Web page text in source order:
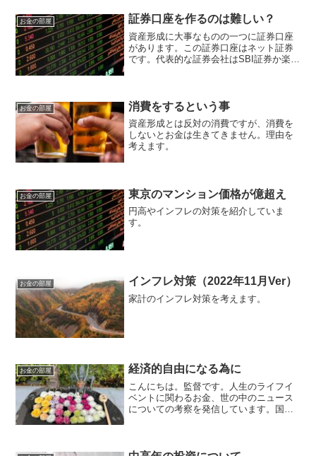
お金の部屋 証券口座を作るのは難しい？
資産形成に大事なものの一つに証券口座
があります。この証券口座はネット証券
です。代表的な証券会社はSBI証券か楽天
お金の部屋 消費をするという事
資産形成とは反対の消費ですが、消費を
しないとお金は生きてきません。理由を
考えます。
お金の部屋 東京のマンション価格が億超え
円高やインフレの対策を紹介していま
す。
お金の部屋 インフレ対策（2022年11月Ver）
家計のインフレ対策を考えます。
お金の部屋 経済的自由になる為に
こんにちは。監督です。人生のライフイ
ベントに関わるお金、世の中のニュース
についての考察を発信しています。国家